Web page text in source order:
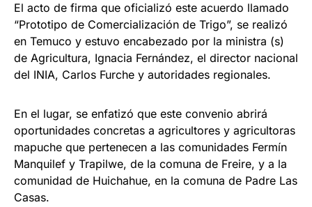
El acto de firma que oficializó este acuerdo llamado
“Prototipo de Comercialización de Trigo”, se realizó
en Temuco y estuvo encabezado por la ministra (s)
de Agricultura, Ignacia Fernández, el director nacional
del INIA, Carlos Furche y autoridades regionales.
En el lugar, se enfatizó que este convenio abrirá
oportunidades concretas a agricultores y agricultoras
mapuche que pertenecen a las comunidades Fermín
Manquilef y Trapilwe, de la comuna de Freire, y a la
comunidad de Huichahue, en la comuna de Padre Las
Casas.